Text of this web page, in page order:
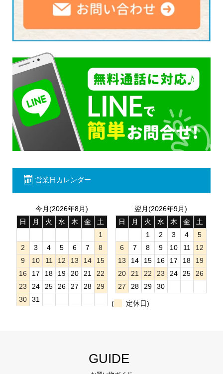
営業日カレンダー
今月(2026年8月)
日
月 火 水 木 金
土
1
2
3 4 5 6 7
8
9
10 11 12 13 14
15
16
17 18 19 20 21
22
23
24 25 26 27 28
29
30
31
翌月(2026年9月)
日
月 火 水 木 金
土
1
2 3 4
5
6
7 8 9 10 11
12
13
14 15 16 17 18
19
20
21 22 23 24 25
26
27
28 29 30
( 定休日)
GUIDE